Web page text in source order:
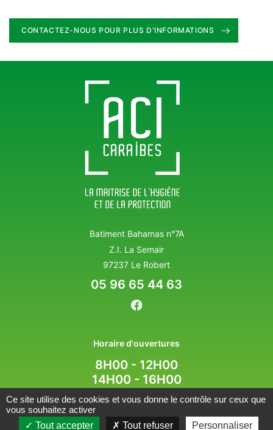
CONTACTEZ-NOUS POUR PLUS D'INFORMATIONS
Batiment Bahamas n°7A
Z.I. La Semair
97237 Le Robert
05 96 65 44 63
Horaire d'ouvertures
8H00 - 12H00
14H00 - 16H00
MENTIONS LÉGALES
POLITIQUE DE CONFIDENTIALITÉ
Ce site utilise des cookies et vous donne le contrôle sur ceux que
vous souhaitez activer
Tout accepter
Tout refuser Personnaliser